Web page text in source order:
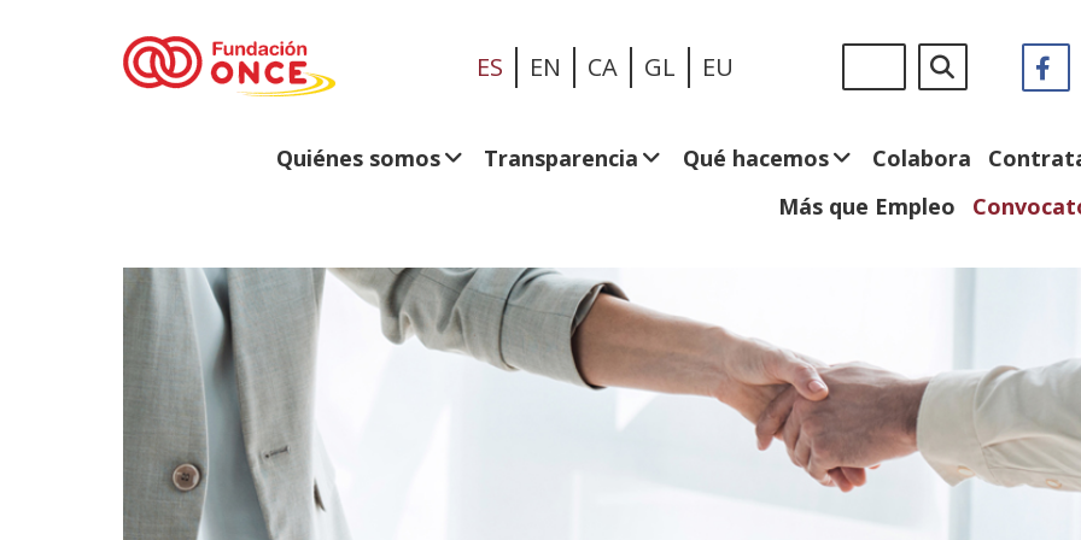
ES EN CA GL EU
en:
Quiénes somos Transparencia Qué hacemos Colabora
Más que Empleo